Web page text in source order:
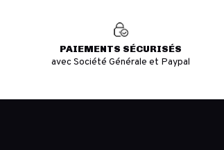
PAIEMENTS SÉCURISÉS
avec Société Générale et Paypal